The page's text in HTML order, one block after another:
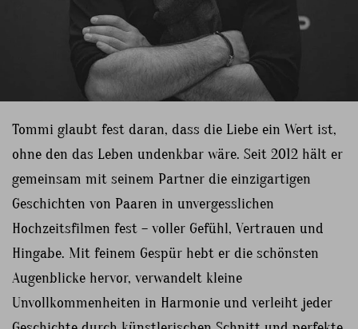
Tommi glaubt fest daran, dass die Liebe ein Wert ist,
ohne den das Leben undenkbar wäre. Seit 2012 hält er
gemeinsam mit seinem Partner die einzigartigen
Geschichten von Paaren in unvergesslichen
Hochzeitsfilmen fest – voller Gefühl, Vertrauen und
Hingabe. Mit feinem Gespür hebt er die schönsten
Augenblicke hervor, verwandelt kleine
Unvollkommenheiten in Harmonie und verleiht jeder